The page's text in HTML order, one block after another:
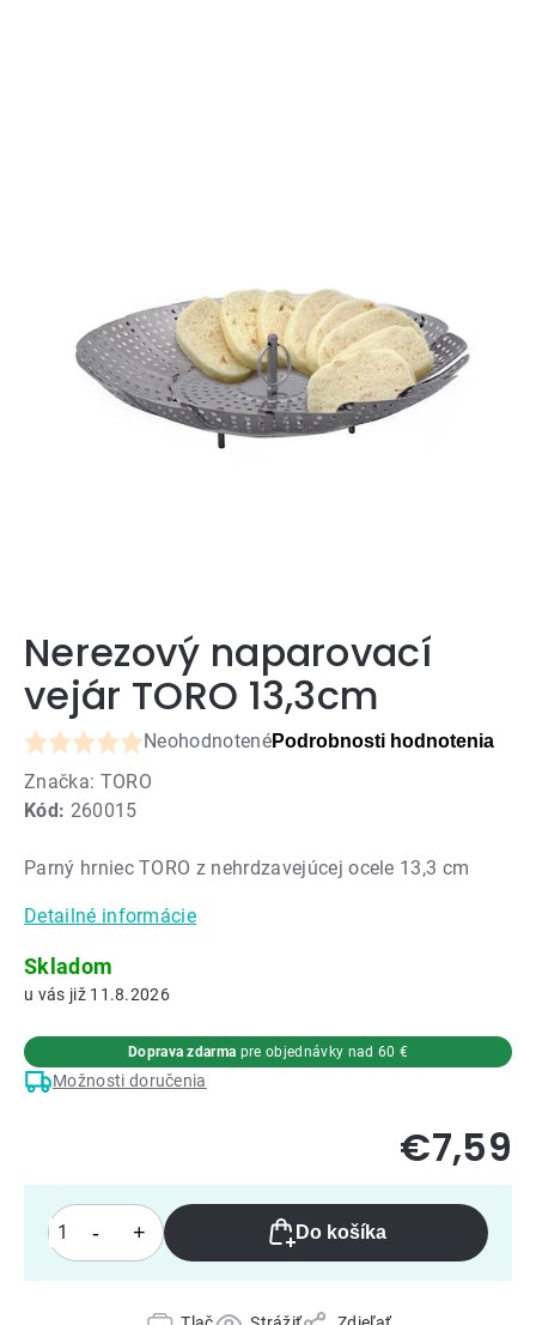
Nerezový naparovací
vejár TORO 13,3cm
Kód: 260015
Priemerné
hodnotenie
produktu
0,0
5
hviezdičiek.
NeohodnotenéPodrobnosti hodnotenia
Značka: TORO
Do košíka
Parný hrniec TORO z nehrdzavejúcej ocele 13,3 cm
Detailné informácie
Skladom
11.8.2026
Možnosti doručenia
Doprava zdarma pre objednávky nad 60 €
€7,59